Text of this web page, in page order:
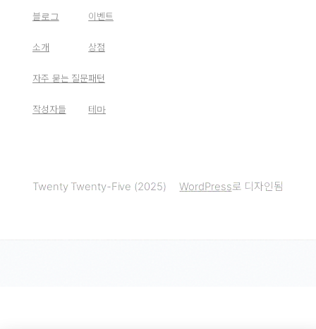
블로그
소개
자주 묻는 질문
작성자들
이벤트
상점
패턴
테마
Twenty Twenty-Five (2025) WordPress로 디자인됨